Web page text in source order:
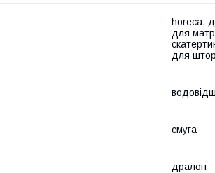
horeca,
для
для
смуга
дралон